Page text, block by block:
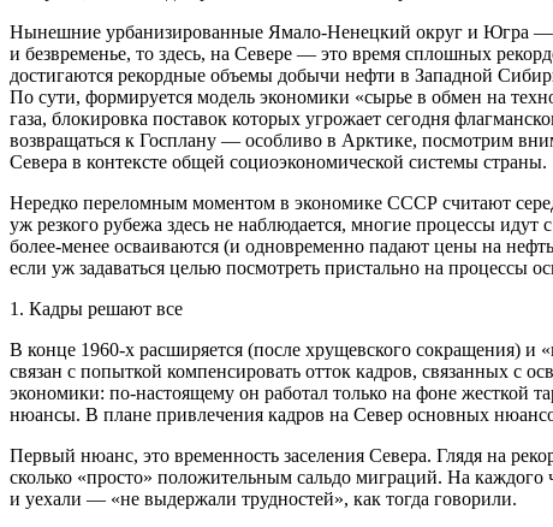
Нынешние урбанизированные Ямало-Ненецкий округ и Югра —
и безвременье, то здесь, на Севере — это время сплошных
достигаются рекордные объемы добычи нефти в Западной
По сути, формируется модель экономики «сырье в обмен на
газа, блокировка поставок которых угрожает сегодня
возвращаться к Госплану — особливо в Арктике, посмотрим
Севера в контексте общей социоэкономической системы страны.
Нередко переломным моментом в экономике СССР считают
уж резкого рубежа здесь не наблюдается, многие процессы
более-менее осваиваются (и одновременно падают цены на
если уж задаваться целью посмотреть пристально на процессы
1. Кадры решают все
В конце 1960-х расширяется (после хрущевского сокращения) и
связан с попыткой компенсировать отток кадров, связанных с
экономики: по-настоящему он работал только на фоне жесткой
нюансы. В плане привлечения кадров на Север основных
Первый нюанс, это временность заселения Севера. Глядя на
сколько «просто» положительным сальдо миграций. На
и уехали — «не выдержали трудностей», как тогда говорили.